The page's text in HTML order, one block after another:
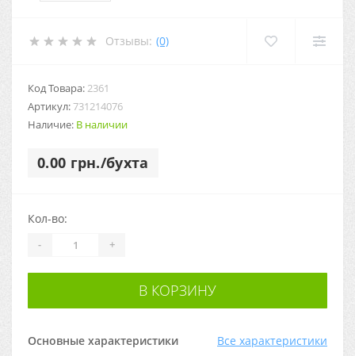
Отзывы: (0)
Код Товара:2361
Артикул:731214076
Наличие: В наличии
0.00 грн./бухта
Основные характеристики Все характеристики
Кол-во:
- +
В КОРЗИНУ